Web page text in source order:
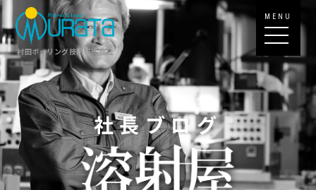
村田ボーリング技研株式会社
MENU
社長ブログ